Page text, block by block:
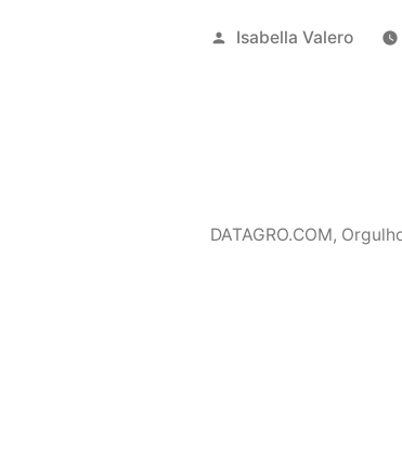
Publicado
Isabella Valero
DATAGRO.COM,